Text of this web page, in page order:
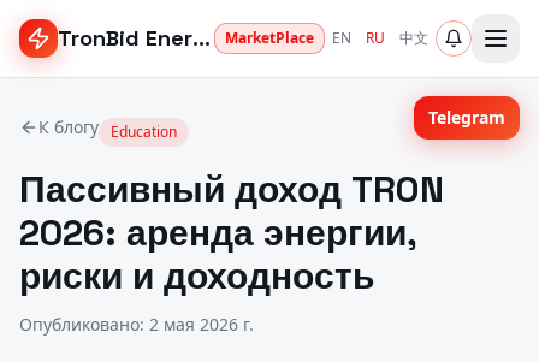
TronBid Energy MarketPlace EN RU 中文
К блогу Education
Пассивный доход TRON
2026: аренда энергии,
риски и доходность
Опубликовано: 2 мая 2026 г.
Telegram